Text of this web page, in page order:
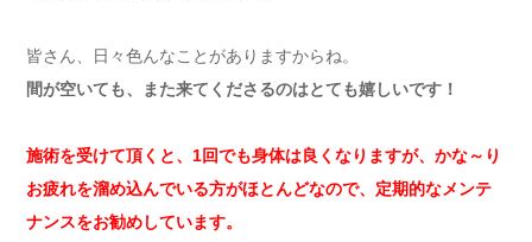
皆さん、日々色んなことがありますからね。
間が空いても、また来てくださるのはとても嬉しいです！
施術を受けて頂くと、1回でも身体は良くなりますが、かな～り
お疲れを溜め込んでいる方がほとんどなので、定期的なメンテ
ナンスをお勧めしています。